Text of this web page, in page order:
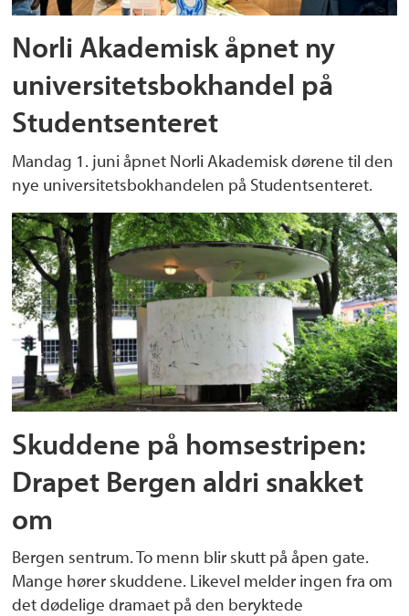
Norli Akademisk åpnet ny
universitetsbokhandel på
Studentsenteret
Mandag 1. juni åpnet Norli Akademisk dørene til den
nye universitetsbokhandelen på Studentsenteret.
Skuddene på homsestripen:
Drapet Bergen aldri snakket
om
Bergen sentrum. To menn blir skutt på åpen gate.
Mange hører skuddene. Likevel melder ingen fra om
det dødelige dramaet på den beryktede